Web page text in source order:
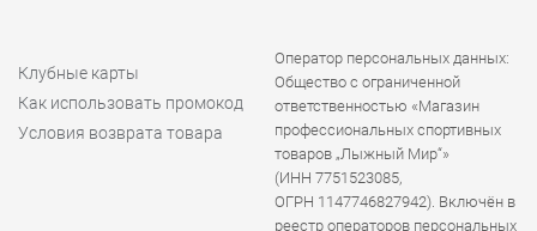
Клубные карты
Как использовать промокод
Условия возврата товара
Оператор персональных данных:
Общество с ограниченной
ответственностью «Магазин
профессиональных спортивных
товаров „Лыжный Мир“»
(ИНН 7751523085,
ОГРН 1147746827942). Включён в
реестр операторов персональных